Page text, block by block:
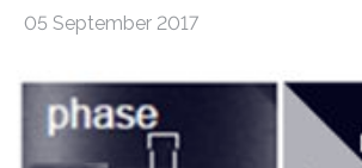
05 September 2017